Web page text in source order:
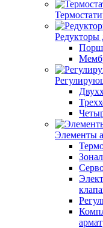
Редукторы
Элементы